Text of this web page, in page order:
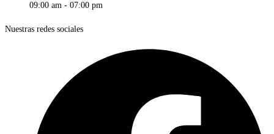
09:00 am - 07:00 pm
Nuestras redes sociales